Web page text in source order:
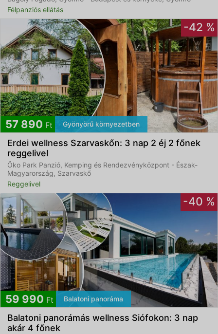
Félpanziós ellátás
-42 %
57 890 Ft Gyönyörű környezetben
Erdei wellness Szarvaskőn: 3 nap 2 éj 2 főnek
reggelivel
Öko Park Panzió, Kemping és Rendezvényközpont - Észak-
Magyarország, Szarvaskő
Reggelivel
-40 %
59 990 Ft Balatoni panoráma
Balatoni panorámás wellness Siófokon: 3 nap
akár 4 főnek